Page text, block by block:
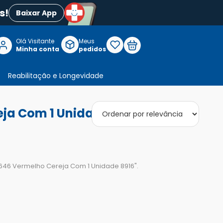
Baixar App
Olá Visitante
Minha conta
Meus
pedidos
Reabilitação e Longevidade
Com 1 Unidade 8916"
Vermelho Cereja Com 1 Unidade 8916".